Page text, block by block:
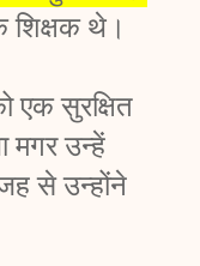
शिक्षक थे।
एक सुरक्षित
मगर उन्हें
से उन्होंने